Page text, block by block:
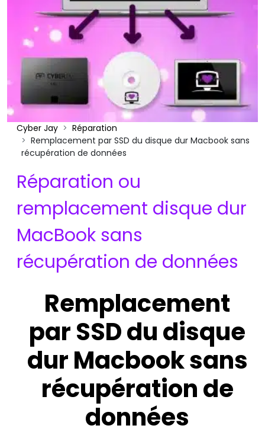
Cyber Jay
Réparation
Remplacement par SSD du disque dur Macbook sans
récupération de données
Réparation ou
remplacement disque dur
MacBook sans
récupération de données
Remplacement
par SSD du disque
dur Macbook sans
récupération de
données